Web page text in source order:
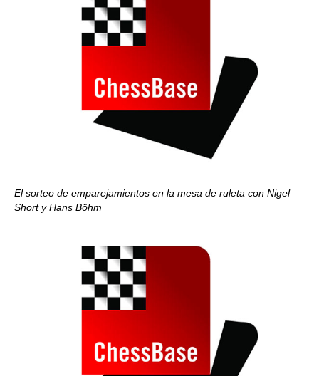
El sorteo de emparejamientos en la mesa de ruleta con Nigel
Short y Hans Böhm